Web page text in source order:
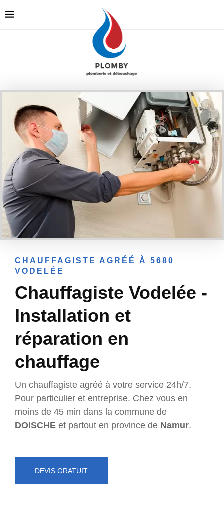
CHAUFFAGISTE AGRÉÉ À 5680
VODELÉE
Chauffagiste Vodelée -
Installation et
réparation en
chauffage
Un chauffagiste agréé à votre service 24h/7.
Pour particulier et entreprise. Chez vous en
moins de 45 min dans la commune de
DOISCHE et partout en province de Namur.
DEVIS GRATUIT